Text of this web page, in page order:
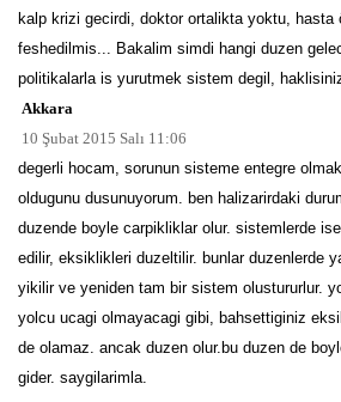
kalp krizi gecirdi, doktor ortalikta yoktu, hasta
feshedilmis... Bakalim simdi hangi duzen
politikalarla is yurutmek sistem degil,
Akkara
10 Şubat 2015 Salı 11:06
degerli hocam, sorunun sisteme entegre
oldugunu dusunuyorum. ben halizarirdaki
duzende boyle carpikliklar olur. sistemlerde
edilir, eksiklikleri duzeltilir. bunlar duzenlerde
yikilir ve yeniden tam bir sistem olustururlur.
yolcu ucagi olmayacagi gibi, bahsettiginiz
de olamaz. ancak duzen olur.bu duzen de
gider. saygilarimla.